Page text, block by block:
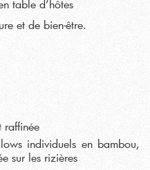
table d’hôtes
et de bien-être.
individuels en bambou,
sur les rizières